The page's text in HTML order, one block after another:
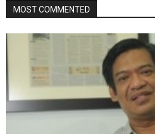
MOST COMMENTED